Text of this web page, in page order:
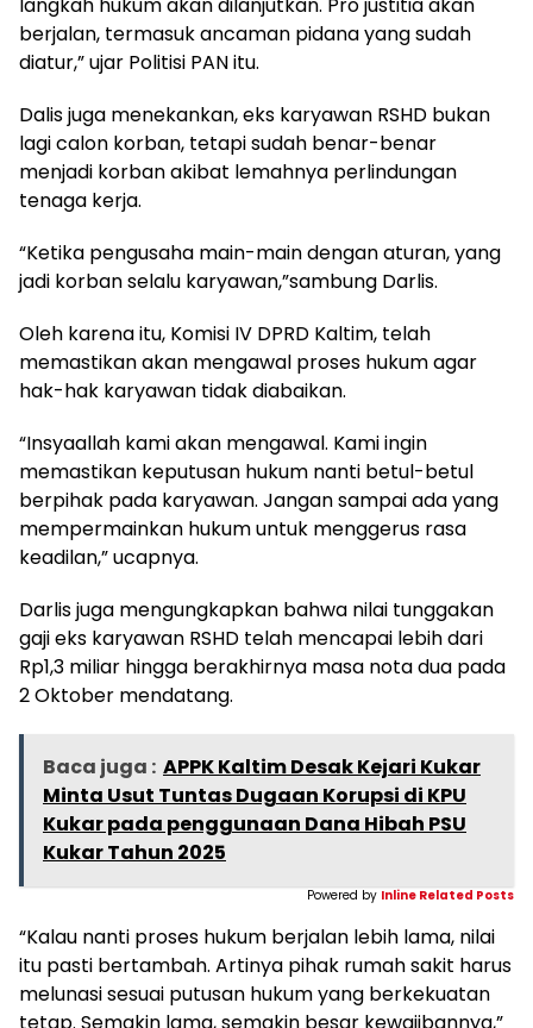
berjalan, termasuk ancaman pidana yang sudah
diatur,” ujar Politisi PAN itu.
Dalis juga menekankan, eks karyawan RSHD bukan
lagi calon korban, tetapi sudah benar-benar
menjadi korban akibat lemahnya perlindungan
tenaga kerja.
“Ketika pengusaha main-main dengan aturan, yang
jadi korban selalu karyawan,”sambung Darlis.
Oleh karena itu, Komisi IV DPRD Kaltim, telah
memastikan akan mengawal proses hukum agar
hak-hak karyawan tidak diabaikan.
“Insyaallah kami akan mengawal. Kami ingin
memastikan keputusan hukum nanti betul-betul
berpihak pada karyawan. Jangan sampai ada yang
mempermainkan hukum untuk menggerus rasa
keadilan,” ucapnya.
Darlis juga mengungkapkan bahwa nilai tunggakan
gaji eks karyawan RSHD telah mencapai lebih dari
Rp1,3 miliar hingga berakhirnya masa nota dua pada
2 Oktober mendatang.
Baca juga : APPK Kaltim Desak Kejari Kukar
Minta Usut Tuntas Dugaan Korupsi di KPU
Kukar pada penggunaan Dana Hibah PSU
Kukar Tahun 2025
Powered by Inline Related Posts
“Kalau nanti proses hukum berjalan lebih lama, nilai
itu pasti bertambah. Artinya pihak rumah sakit harus
melunasi sesuai putusan hukum yang berkekuatan